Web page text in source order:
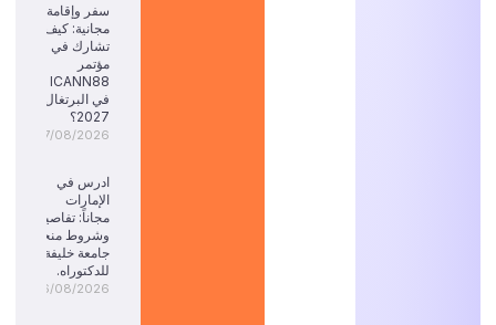
سفر وإقامة
مجانية: كيف
تشارك في
مؤتمر
ICANN88
في البرتغال
2027؟
07/08/2026
ادرس في
الإمارات
مجاناً: تفاصيل
وشروط منحة
جامعة خليفة
للدكتوراه.
06/08/2026